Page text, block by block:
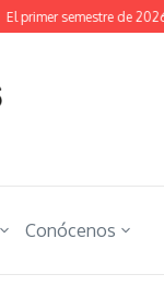
primer semestre de 2026
Conócenos